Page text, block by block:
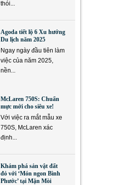
thói...
Agoda tiết lộ 6 Xu hướng
Du lịch năm 2025
Ngay ngày đầu tiên làm
việc của năm 2025,
nền...
McLaren 750S: Chuẩn
mực mới cho siêu xe!
Với việc ra mắt mẫu xe
750S, McLaren xác
định...
Khám phá sản vật đất
đỏ với ‘Món ngon Bình
Phước’ tại Mặn Mòi